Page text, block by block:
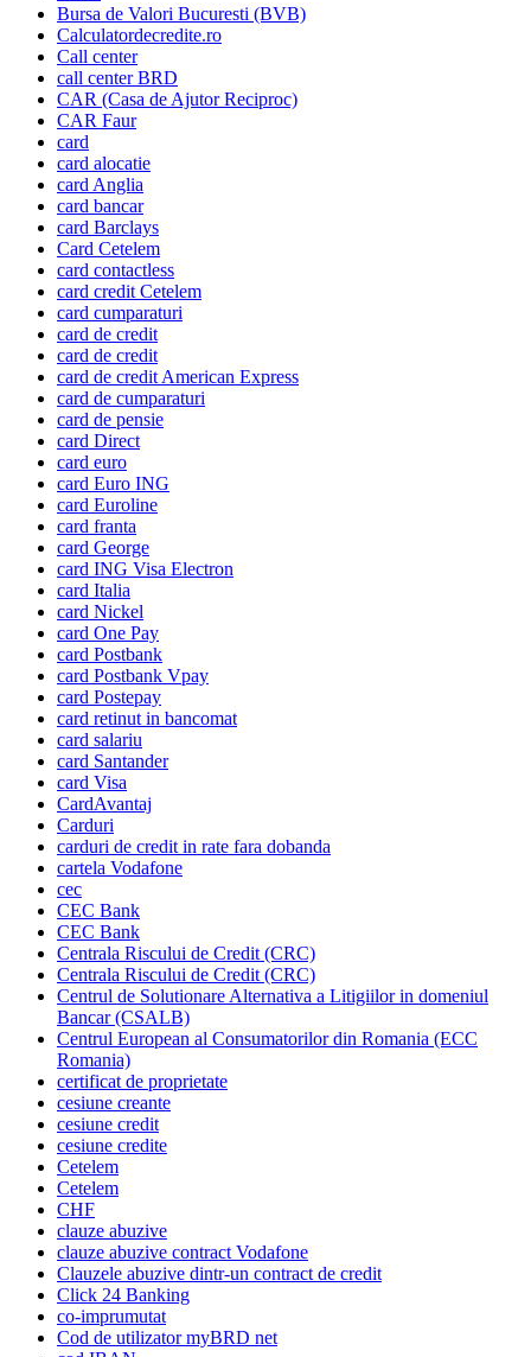
Bursa de Valori Bucuresti (BVB)
Calculatordecredite.ro
Call center
call center BRD
CAR (Casa de Ajutor Reciproc)
CAR Faur
card
card alocatie
card Anglia
card bancar
card Barclays
Card Cetelem
card contactless
card credit Cetelem
card cumparaturi
card de credit
card de credit
card de credit American Express
card de cumparaturi
card de pensie
card Direct
card euro
card Euro ING
card Euroline
card franta
card George
card ING Visa Electron
card Italia
card Nickel
card One Pay
card Postbank
card Postbank Vpay
card Postepay
card retinut in bancomat
card salariu
card Santander
card Visa
CardAvantaj
Carduri
carduri de credit in rate fara dobanda
cartela Vodafone
cec
CEC Bank
CEC Bank
Centrala Riscului de Credit (CRC)
Centrala Riscului de Credit (CRC)
Centrul de Solutionare Alternativa a Litigiilor in domeniul
Bancar (CSALB)
Centrul European al Consumatorilor din Romania (ECC
Romania)
certificat de proprietate
cesiune creante
cesiune credit
cesiune credite
Cetelem
Cetelem
CHF
clauze abuzive
clauze abuzive contract Vodafone
Clauzele abuzive dintr-un contract de credit
Click 24 Banking
co-imprumutat
Cod de utilizator myBRD net